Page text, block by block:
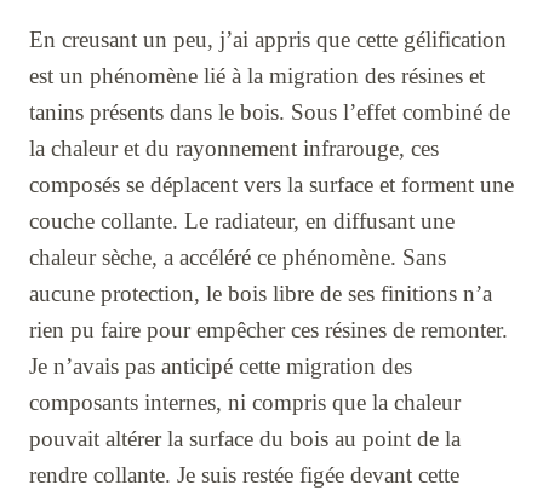
En creusant un peu, j’ai appris que cette gélification
est un phénomène lié à la migration des résines et
tanins présents dans le bois. Sous l’effet combiné de
la chaleur et du rayonnement infrarouge, ces
composés se déplacent vers la surface et forment une
couche collante. Le radiateur, en diffusant une
chaleur sèche, a accéléré ce phénomène. Sans
aucune protection, le bois libre de ses finitions n’a
rien pu faire pour empêcher ces résines de remonter.
Je n’avais pas anticipé cette migration des
composants internes, ni compris que la chaleur
pouvait altérer la surface du bois au point de la
rendre collante. Je suis restée figée devant cette